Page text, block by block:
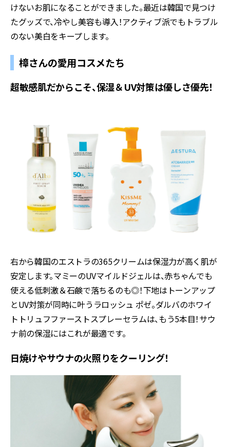
けないお肌になることができました。最近は韓国で見つけ
たグッズで、冷やし美容も導入！アクティブ派でもトラブル
のない美白をキープします。
樟さんの愛用コスメたち
超敏感肌だからこそ、保湿＆UV対策は優しさ優先！
右から韓国のエストラの365クリームは保湿力が高く肌が
安定します。マミーのUVマイルドジェルは、赤ちゃんでも
使える低刺激＆石鹸で落ちるのも◎！下地はトーンアップ
とUV対策が同時に叶うラロッシュ ポゼ。ダルバのホワイ
トトリュフファーストスプレーセラムは、もう5本目！サウ
ナ前の保湿にはこれが最適です。
日焼けやサウナの火照りをクーリング！